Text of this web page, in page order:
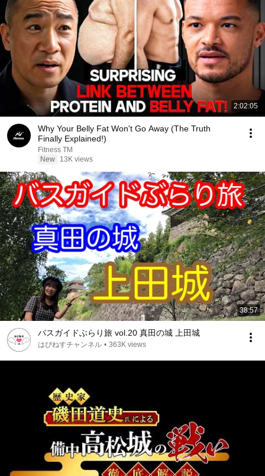
2:02:05
Why Your Belly Fat Won't Go Away (The Truth
Finally Explained!)
Fitness TM
New
13K views
38:57
バスガイドぶらり旅 vol.20 真田の城 上田城
はぴねすチャンネル • 363K views